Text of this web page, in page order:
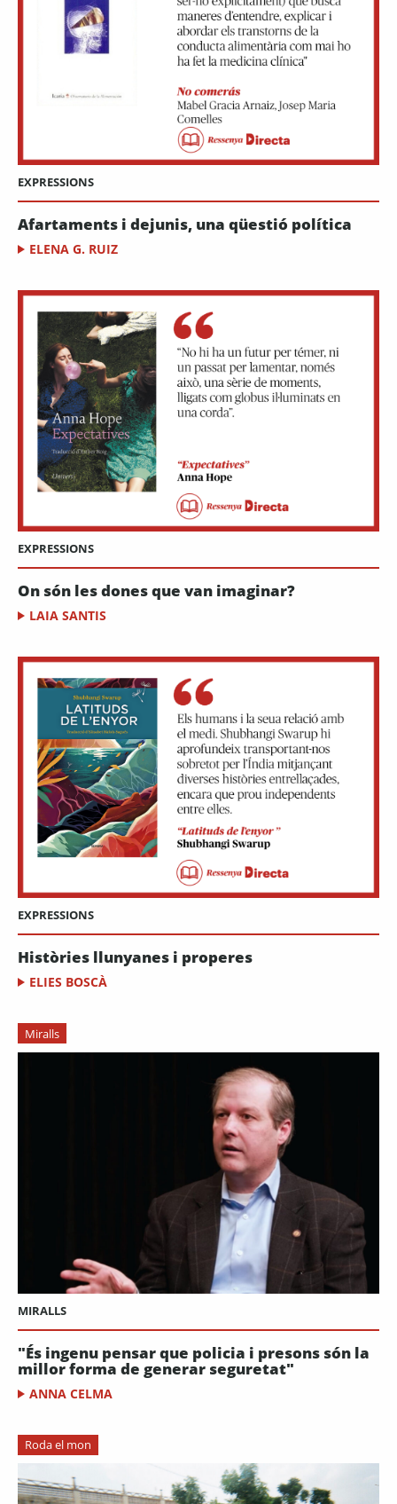
EXPRESSIONS
Afartaments i dejunis, una qüestió política
ELENA G. RUIZ
EXPRESSIONS
On són les dones que van imaginar?
LAIA SANTIS
EXPRESSIONS
Històries llunyanes i properes
ELIES BOSCÀ
Miralls
MIRALLS
"És ingenu pensar que policia i presons són la
millor forma de generar seguretat"
ANNA CELMA
Roda el mon